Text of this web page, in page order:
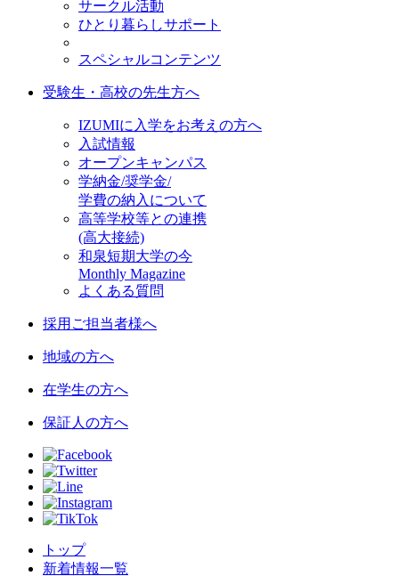
サークル活動
ひとり暮らしサポート
スペシャルコンテンツ
受験生・高校の先生方へ
IZUMIに入学をお考えの方へ
入試情報
オープンキャンパス
学納金/奨学金/
学費の納入について
高等学校等との連携
(高大接続)
和泉短期大学の今
Monthly Magazine
よくある質問
採用ご担当者様へ
地域の方へ
在学生の方へ
保証人の方へ
トップ
新着情報一覧